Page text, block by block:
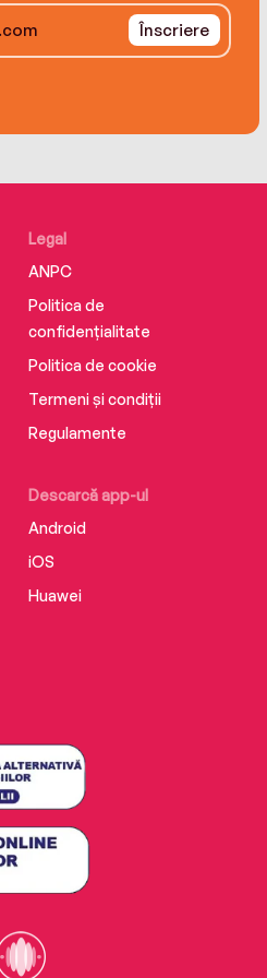
Înscriere
Descarcă app-ul
Android
iOS
Huawei
Legal
ANPC
Politica de
confidențialitate
Politica de cookie
Termeni și condiții
Regulamente